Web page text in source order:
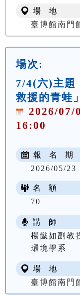
場 地
臺博館南門
場次:
7/4(六)主題
救援的青蛙」
2026/07/
16:00
報 名 期
2026/05/23
名 額
70
講 師
楊懿如副教
環境學系
場 地
臺博館南門